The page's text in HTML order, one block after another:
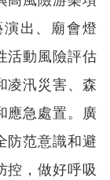
出、廟會燈
活動風險評估
凌汛災害、森
應急處置。廣
防范意識和避
控，做好呼吸